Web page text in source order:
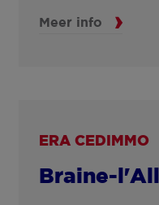
Meer info
ERA CEDIMMO
Braine-